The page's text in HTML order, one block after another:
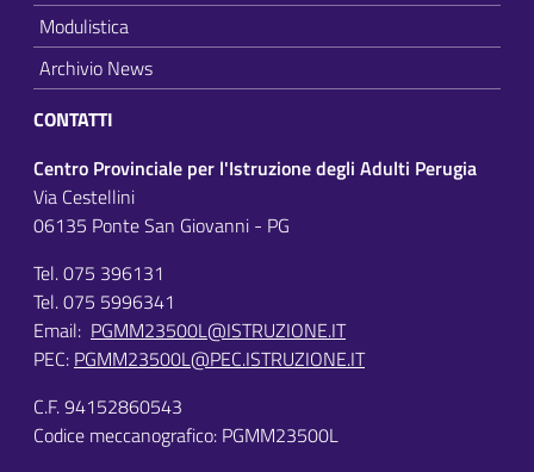
Modulistica
Archivio News
CONTATTI
Centro Provinciale per l'Istruzione degli Adulti Perugia
Via Cestellini
06135 Ponte San Giovanni - PG
Tel. 075 396131
Tel. 075 5996341
Email: PGMM23500L@ISTRUZIONE.IT
PEC: PGMM23500L@PEC.ISTRUZIONE.IT
C.F. 94152860543
Codice meccanografico: PGMM23500L